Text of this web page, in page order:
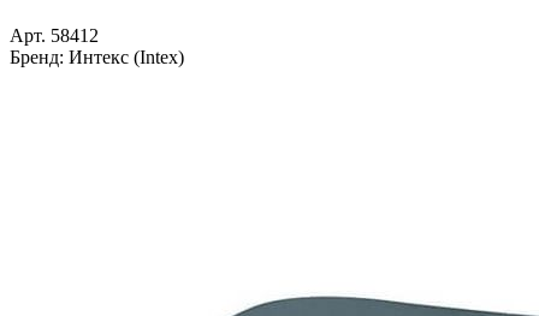
Арт. 58412
Бренд: Интекс (Intex)